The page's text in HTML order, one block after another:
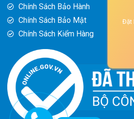
Chính Sách Bảo Hành
Chính Sách Bảo Mật
Chính Sách Kiểm Hàng
Đặt